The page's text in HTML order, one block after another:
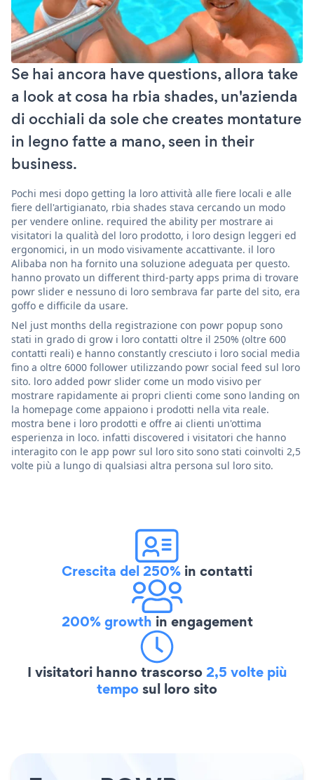
Se hai ancora have questions, allora take
a look at cosa ha rbia shades, un'azienda
di occhiali da sole che creates montature
in legno fatte a mano, seen in their
business.
Pochi mesi dopo getting la loro attività alle fiere locali e alle
fiere dell'artigianato, rbia shades stava cercando un modo
per vendere online. required the ability per mostrare ai
visitatori la qualità del loro prodotto, i loro design leggeri ed
ergonomici, in un modo visivamente accattivante. il loro
Alibaba non ha fornito una soluzione adeguata per questo.
hanno provato un different third-party apps prima di trovare
powr slider e nessuno di loro sembrava far parte del sito, era
goffo e difficile da usare.
Nel just months della registrazione con powr popup sono
stati in grado di grow i loro contatti oltre il 250% (oltre 600
contatti reali) e hanno constantly cresciuto i loro social media
fino a oltre 6000 follower utilizzando powr social feed sul loro
sito. loro added powr slider come un modo visivo per
mostrare rapidamente ai propri clienti come sono landing on
la homepage come appaiono i prodotti nella vita reale.
mostra bene i loro prodotti e offre ai clienti un'ottima
esperienza in loco. infatti discovered i visitatori che hanno
interagito con le app powr sul loro sito sono stati coinvolti 2,5
volte più a lungo di qualsiasi altra persona sul loro sito.
Crescita del 250% in contatti
200% growth in engagement
I visitatori hanno trascorso2,5 volte più
temposul loro sito